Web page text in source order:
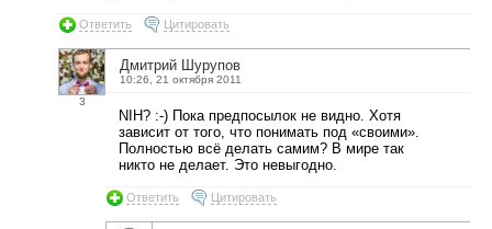
Ответить Цитировать
3
Дмитрий Шурупов
10:26, 21 октября 2011
NIH? :-) Пока предпосылок не видно. Хотя
зависит от того, что понимать под «своими».
Полностью всё делать самим? В мире так
никто не делает. Это невыгодно.
Ответить Цитировать